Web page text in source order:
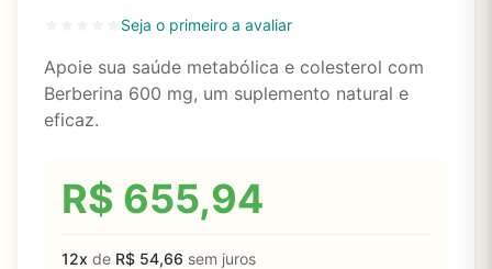
Seja o primeiro a avaliar
Apoie sua saúde metabólica e colesterol com
Berberina 600 mg, um suplemento natural e
eficaz.
R$ 655,94
12x de R$ 54,66 sem juros